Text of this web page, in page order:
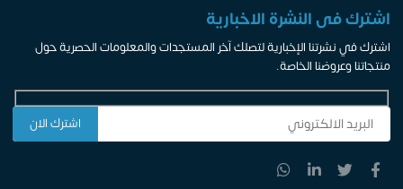
اشترك فى النشرة الاخبارية
اشترك في نشرتنا الإخبارية لتصلك آخر المستجدات والمعلومات الحصرية حول
منتجاتنا وعروضنا الخاصة.